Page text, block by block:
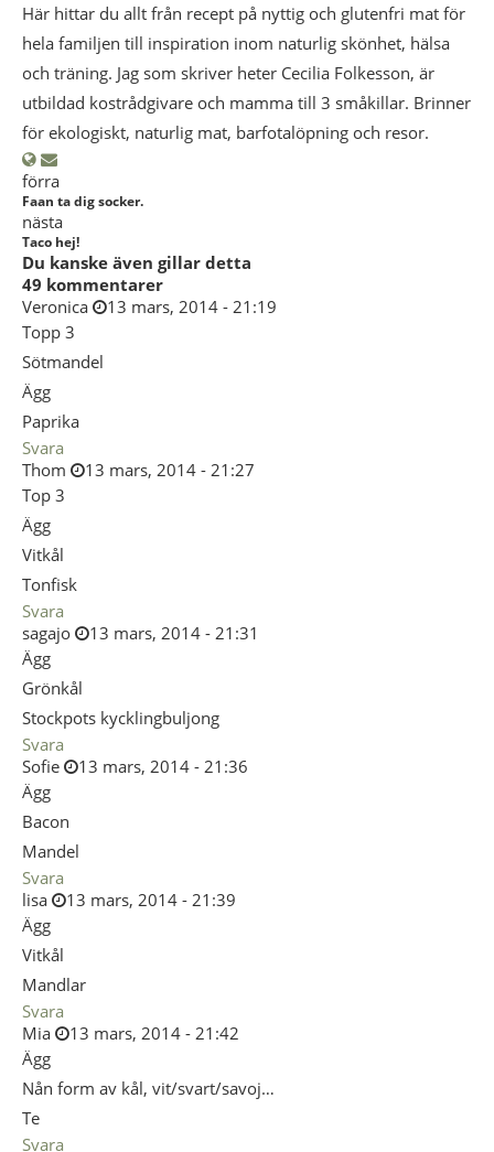
Här hittar du allt från recept på nyttig och glutenfri mat för
hela familjen till inspiration inom naturlig skönhet, hälsa
och träning. Jag som skriver heter Cecilia Folkesson, är
utbildad kostrådgivare och mamma till 3 småkillar. Brinner
för ekologiskt, naturlig mat, barfotalöpning och resor.
förra
Faan ta dig socker.
nästa
Taco hej!
Du kanske även gillar detta
49 kommentarer
Veronica
13 mars, 2014 - 21:19
Topp 3
Sötmandel
Ägg
Paprika
Svara
Thom
13 mars, 2014 - 21:27
Top 3
Ägg
Vitkål
Tonfisk
Svara
sagajo
13 mars, 2014 - 21:31
Ägg
Grönkål
Stockpots kycklingbuljong
Svara
Sofie
13 mars, 2014 - 21:36
Ägg
Bacon
Mandel
Svara
lisa
13 mars, 2014 - 21:39
Ägg
Vitkål
Mandlar
Svara
Mia
13 mars, 2014 - 21:42
Ägg
Nån form av kål, vit/svart/savoj…
Te
Svara